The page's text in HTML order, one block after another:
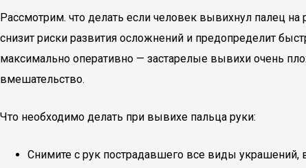
Рассмотрим. что делать если человек вывихнул палец
снизит риски развития осложнений и предопределит
максимально оперативно — застарелые вывихи очень
вмешательство.
Что необходимо делать при вывихе пальца руки:
Снимите с рук пострадавшего все виды украшений,